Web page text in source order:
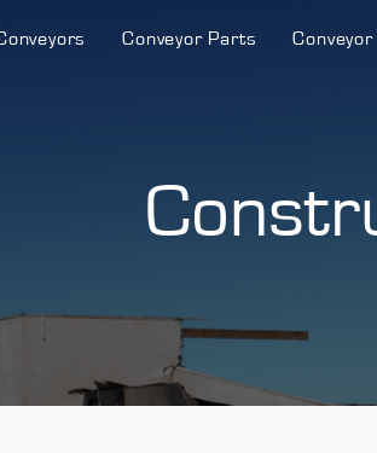
Conveyor Parts